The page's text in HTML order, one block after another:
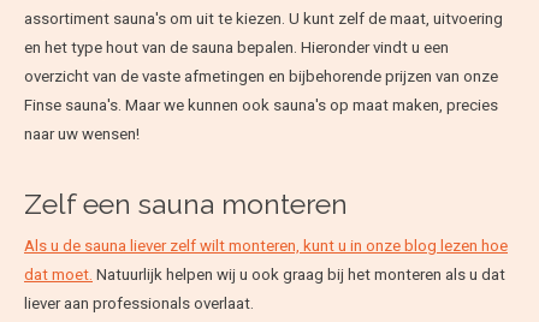
assortiment sauna's om uit te kiezen. U kunt zelf de maat, uitvoering
en het type hout van de sauna bepalen. Hieronder vindt u een
overzicht van de vaste afmetingen en bijbehorende prijzen van onze
Finse sauna's. Maar we kunnen ook sauna's op maat maken, precies
naar uw wensen!
Zelf een sauna monteren
Als u de sauna liever zelf wilt monteren, kunt u in onze blog lezen hoe
dat moet. Natuurlijk helpen wij u ook graag bij het monteren als u dat
liever aan professionals overlaat.